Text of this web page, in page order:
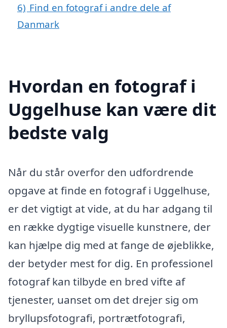
6) Find en fotograf i andre dele af
Danmark
Hvordan en fotograf i
Uggelhuse kan være dit
bedste valg
Når du står overfor den udfordrende
opgave at finde en fotograf i Uggelhuse,
er det vigtigt at vide, at du har adgang til
en række dygtige visuelle kunstnere, der
kan hjælpe dig med at fange de øjeblikke,
der betyder mest for dig. En professionel
fotograf kan tilbyde en bred vifte af
tjenester, uanset om det drejer sig om
bryllupsfotografi, portrætfotografi,